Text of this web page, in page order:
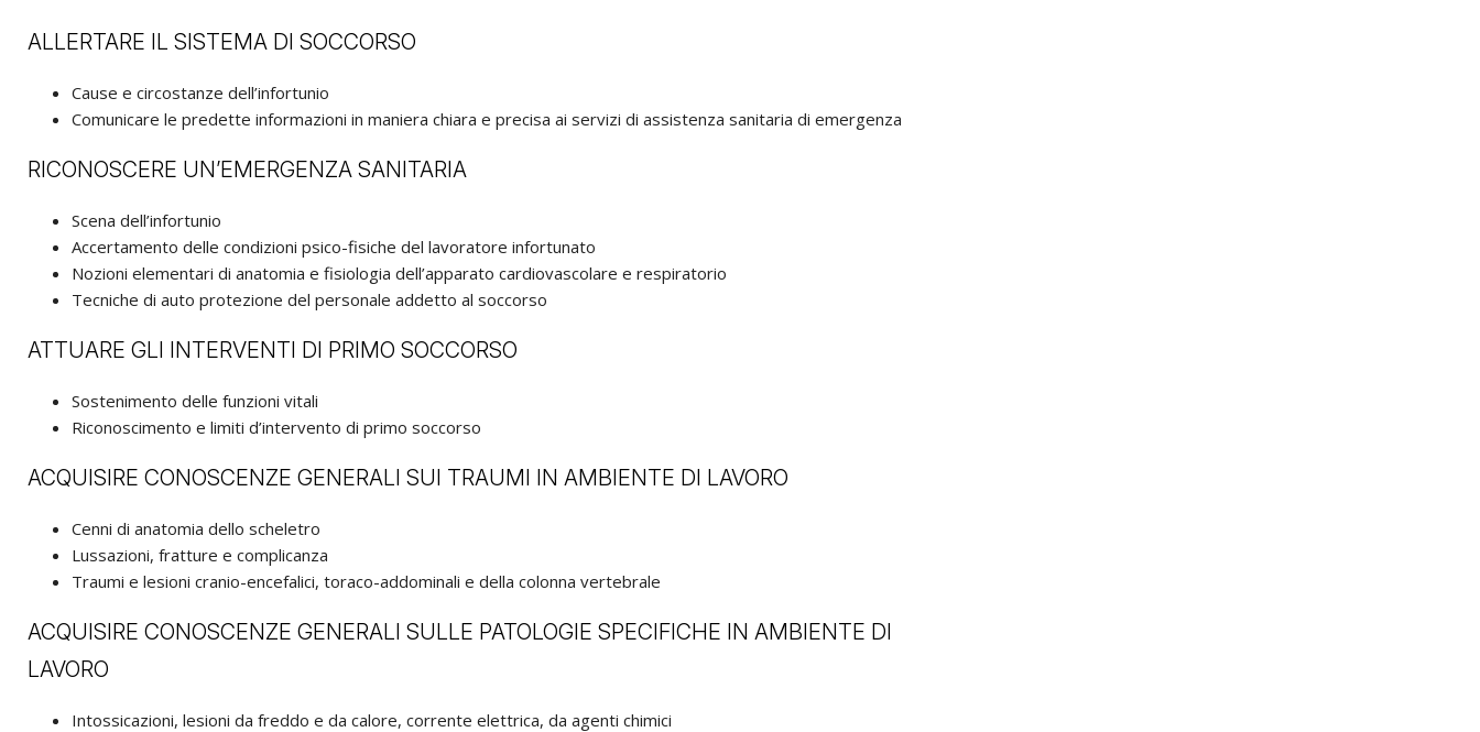
ALLERTARE IL SISTEMA DI SOCCORSO
Cause e circostanze dell’infortunio
Comunicare le predette informazioni in maniera chiara e precisa ai servizi di assistenza sanitaria di emergenza
RICONOSCERE UN’EMERGENZA SANITARIA
Scena dell’infortunio
Accertamento delle condizioni psico-fisiche del lavoratore infortunato
Nozioni elementari di anatomia e fisiologia dell’apparato cardiovascolare e respiratorio
Tecniche di auto protezione del personale addetto al soccorso
ATTUARE GLI INTERVENTI DI PRIMO SOCCORSO
Sostenimento delle funzioni vitali
Riconoscimento e limiti d’intervento di primo soccorso
ACQUISIRE CONOSCENZE GENERALI SUI TRAUMI IN AMBIENTE DI LAVORO
Cenni di anatomia dello scheletro
Lussazioni, fratture e complicanza
Traumi e lesioni cranio-encefalici, toraco-addominali e della colonna vertebrale
ACQUISIRE CONOSCENZE GENERALI SULLE PATOLOGIE SPECIFICHE IN AMBIENTE DI
LAVORO
Intossicazioni, lesioni da freddo e da calore, corrente elettrica, da agenti chimici